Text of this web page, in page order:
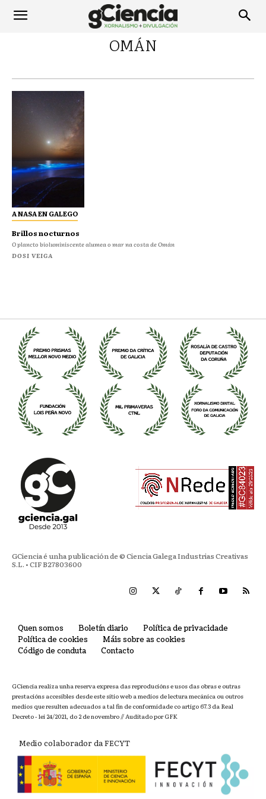
OMÁN
A NASA EN GALEGO
Brillos nocturnos
O plancto bioluminiscente alumea o mar na costa de Omán
DOSI VEIGA
GCiencia é unha publicación de © Ciencia Galega Industrias Creativas
S.L. • CIF B27803600
Quen somos Boletín diario
Política de privacidade
Política de cookies
Máis sobre as cookies
Código de conduta
Contacto
GCiencia realiza unha reserva expresa das reproducións e usos das obras e outras
prestacións accesibles desde este sitio web a medios de lectura mecánica ou outros
medios que resulten adecuados a tal fin de conformidade co artigo 67.3 da Real
Decreto - lei 24/2021, do 2 de novembro // Auditado por GFK
Medio colaborador da FECYT